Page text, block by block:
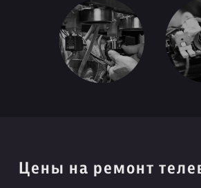
Цены на ремонт